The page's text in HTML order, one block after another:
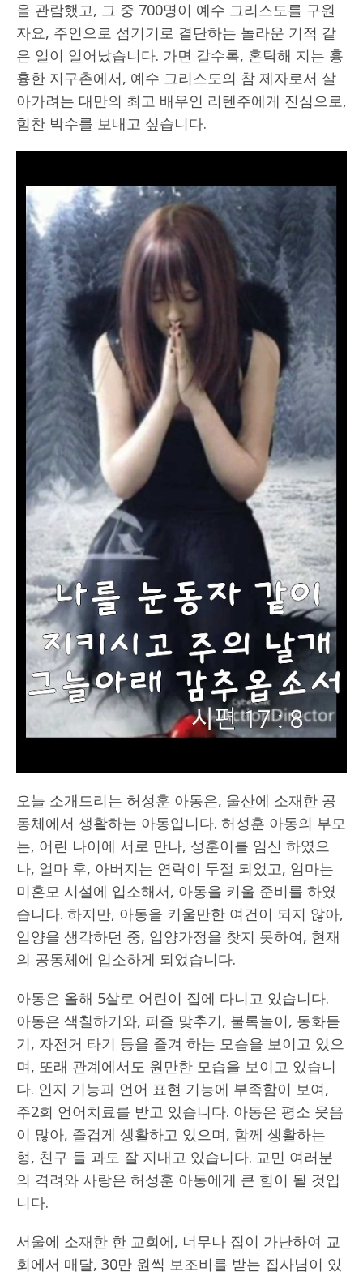
을 관람했고, 그 중 700명이 예수 그리스도를 구원
자요, 주인으로 섬기기로 결단하는 놀라운 기적 같
은 일이 일어났습니다. 가면 갈수록, 혼탁해 지는 흉
흉한 지구촌에서, 예수 그리스도의 참 제자로서 살
아가려는 대만의 최고 배우인 리텐주에게 진심으로,
힘찬 박수를 보내고 싶습니다.
오늘 소개드리는 허성훈 아동은, 울산에 소재한 공
동체에서 생활하는 아동입니다. 허성훈 아동의 부모
는, 어린 나이에 서로 만나, 성훈이를 임신 하였으
나, 얼마 후, 아버지는 연락이 두절 되었고, 엄마는
미혼모 시설에 입소해서, 아동을 키울 준비를 하였
습니다. 하지만, 아동을 키울만한 여건이 되지 않아,
입양을 생각하던 중, 입양가정을 찾지 못하여, 현재
의 공동체에 입소하게 되었습니다.
아동은 올해 5살로 어린이 집에 다니고 있습니다.
아동은 색칠하기와, 퍼즐 맞추기, 불록놀이, 동화듣
기, 자전거 타기 등을 즐겨 하는 모습을 보이고 있으
며, 또래 관계에서도 원만한 모습을 보이고 있습니
다. 인지 기능과 언어 표현 기능에 부족함이 보여,
주2회 언어치료를 받고 있습니다. 아동은 평소 웃음
이 많아, 즐겁게 생활하고 있으며, 함께 생활하는
형, 친구 들 과도 잘 지내고 있습니다. 교민 여러분
의 격려와 사랑은 허성훈 아동에게 큰 힘이 될 것입
니다.
서울에 소재한 한 교회에, 너무나 집이 가난하여 교
회에서 매달, 30만 원씩 보조비를 받는 집사님이 있